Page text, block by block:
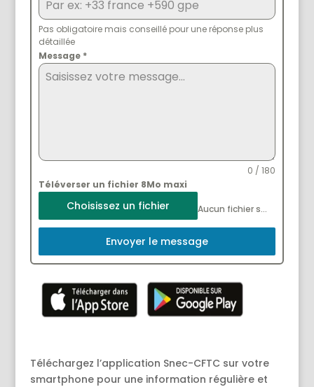
Pas obligatoire mais conseillé pour une réponse plus
détaillée
Message *
0 / 180
Téléverser un fichier 8Mo maxi
Choisissez un fichier Aucun fichier sélectionné
Envoyer le message
Téléchargez l’application Snec-CFTC sur votre
smartphone pour une information régulière et